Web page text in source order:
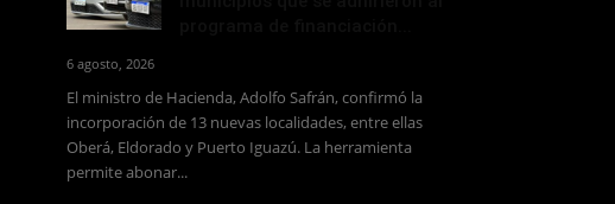
6 agosto, 2026
El ministro de Hacienda, Adolfo Safrán, confirmó la
incorporación de 13 nuevas localidades, entre ellas
Oberá, Eldorado y Puerto Iguazú. La herramienta
permite abonar...